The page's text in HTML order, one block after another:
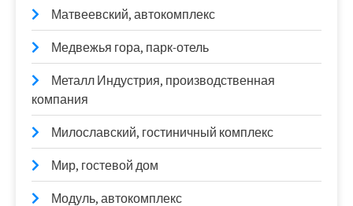
Матвеевский, автокомплекс
Медвежья гора, парк-отель
Металл Индустрия, производственная
компания
Милославский, гостиничный комплекс
Мир, гостевой дом
Модуль, автокомплекс